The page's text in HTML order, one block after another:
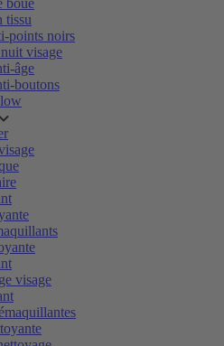
boue
tissu
points noirs
visage
âge
boutons
visage